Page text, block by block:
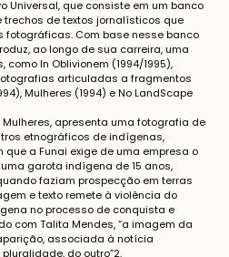
Universal, que consiste em um banco
de textos jornalísticos que
fotográficas. Com base nesse banco
ao longo de sua carreira, uma
In Oblivionem (1994/1995),
articuladas a fragmentos
Mulheres (1994) e No LandScape
apresenta uma fotografia de
etnográficos de indígenas,
a Funai exige de uma empresa o
garota indígena de 15 anos,
faziam prospecção em terras
e texto remete à violência do
no processo de conquista e
com Talita Mendes, “a imagem da
associada à notícia
do outro”2.